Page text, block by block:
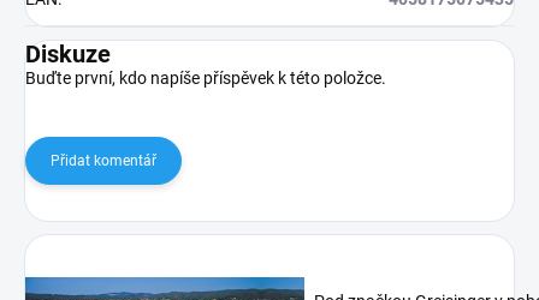
Diskuze
Buďte první, kdo napíše příspěvek k této položce.
Přidat komentář